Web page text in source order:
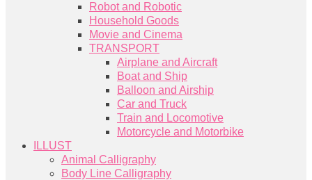
Robot and Robotic
Household Goods
Movie and Cinema
TRANSPORT
Airplane and Aircraft
Boat and Ship
Balloon and Airship
Car and Truck
Train and Locomotive
Motorcycle and Motorbike
ILLUST
Animal Calligraphy
Body Line Calligraphy